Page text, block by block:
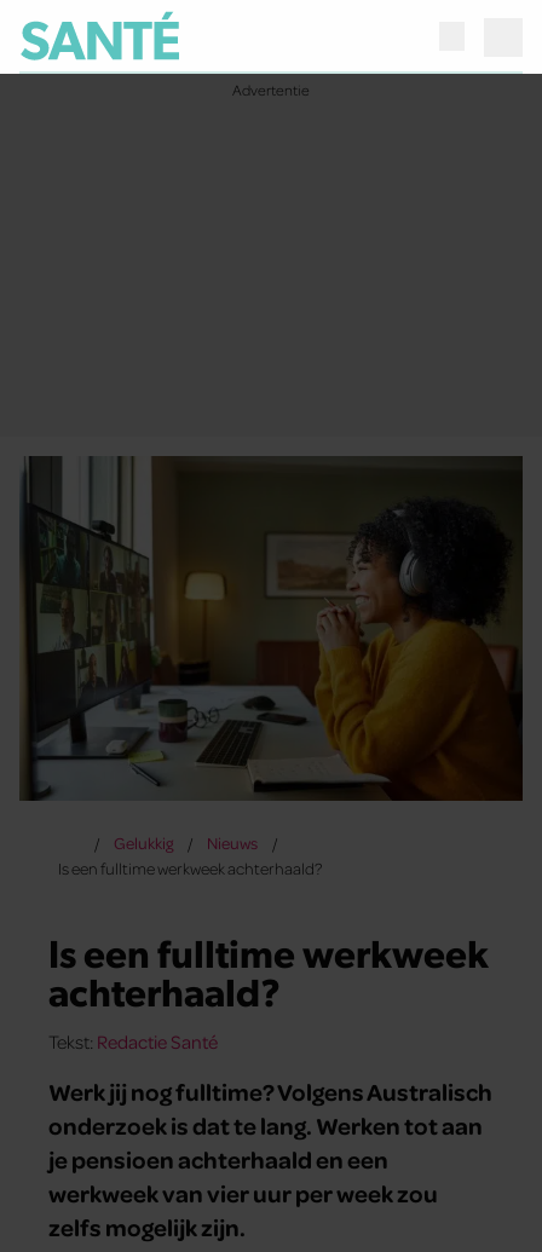
Gelukkig
Nieuws
Is een fulltime werkweek achterhaald?
Is een fulltime werkweek
achterhaald?
Tekst: Redactie Santé
Werk jij nog fulltime? Volgens Australisch
onderzoek is dat te lang. Werken tot aan
je pensioen achterhaald en een
werkweek van vier uur per week zou
zelfs mogelijk zijn.